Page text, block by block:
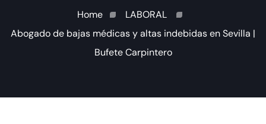
Home
LABORAL
Abogado de bajas médicas y altas indebidas en Sevilla |
Bufete Carpintero